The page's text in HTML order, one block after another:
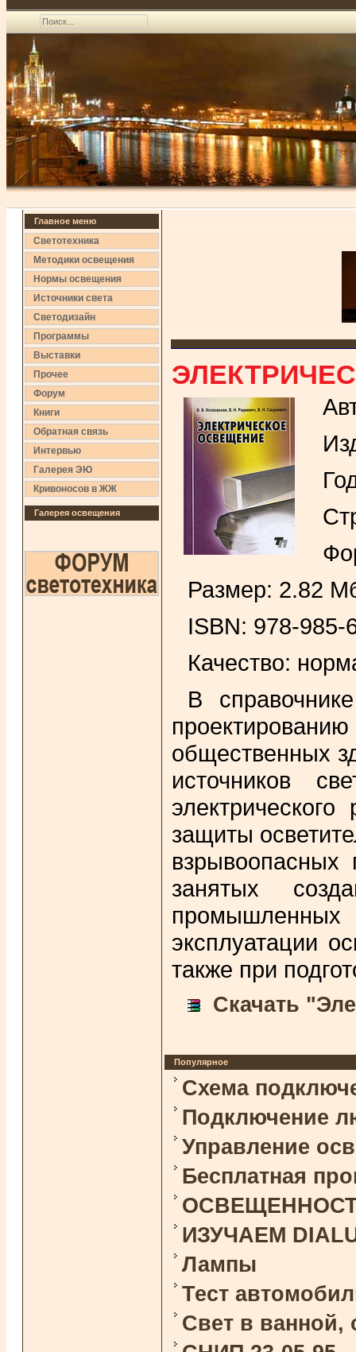
Главное меню
Светотехника
Методики освещения
Нормы освещения
Источники света
Светодизайн
Программы
Выставки
Прочее
Форум
Книги
Обратная связь
Интервью
Галерея ЭЮ
Кривоносов в ЖЖ
Галерея освещения
Размер: 2.82
ISBN: 978-985-
Качество:
В
общественных
источников
защиты
взрывоопасных
занятых
промышленных
эксплуатации
также при
Скачать
Популярное
Схема
Подключение
Управление
Бесплатная
ОСВЕЩЕННОСТЬ
ИЗУЧАЕМ
Лампы
Тест
Свет в ванной,